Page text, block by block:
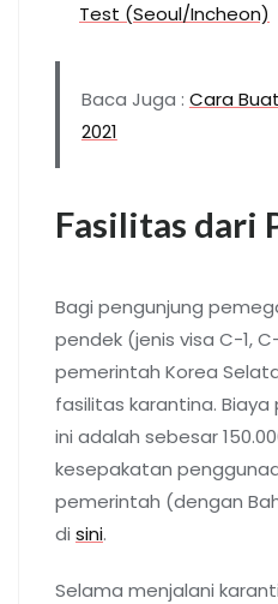
Test (Seoul/Incheon)
Baca Juga : Cara
2021
Fasilitas dari
Bagi pengunjung
pendek (jenis visa C-1,
pemerintah Korea
fasilitas karantina.
ini adalah sebesar
kesepakatan
pemerintah (dengan
di sini.
Selama menjalani